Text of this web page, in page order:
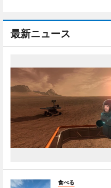
最新ニュース
食べる